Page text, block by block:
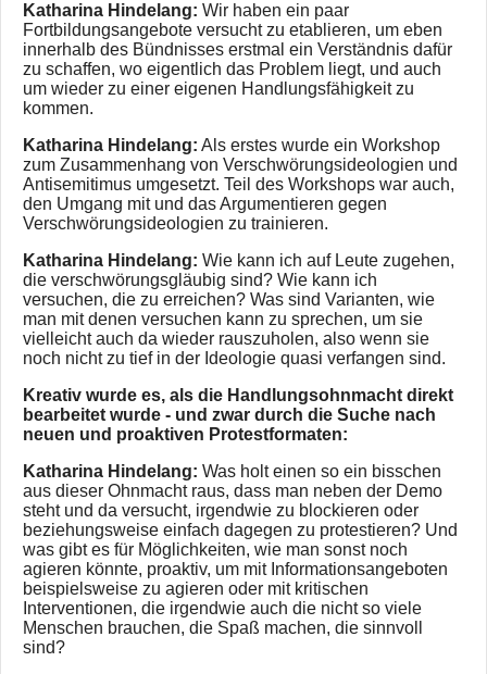
Katharina Hindelang: Wir haben ein paar
Fortbildungsangebote versucht zu etablieren, um eben
innerhalb des Bündnisses erstmal ein Verständnis dafür
zu schaffen, wo eigentlich das Problem liegt, und auch
um wieder zu einer eigenen Handlungsfähigkeit zu
kommen.
Katharina Hindelang: Als erstes wurde ein Workshop
zum Zusammenhang von Verschwörungsideologien und
Antisemitimus umgesetzt. Teil des Workshops war auch,
den Umgang mit und das Argumentieren gegen
Verschwörungsideologien zu trainieren.
Katharina Hindelang: Wie kann ich auf Leute zugehen,
die verschwörungsgläubig sind? Wie kann ich
versuchen, die zu erreichen? Was sind Varianten, wie
man mit denen versuchen kann zu sprechen, um sie
vielleicht auch da wieder rauszuholen, also wenn sie
noch nicht zu tief in der Ideologie quasi verfangen sind.
Kreativ wurde es, als die Handlungsohnmacht direkt
bearbeitet wurde - und zwar durch die Suche nach
neuen und proaktiven Protestformaten:
Katharina Hindelang: Was holt einen so ein bisschen
aus dieser Ohnmacht raus, dass man neben der Demo
steht und da versucht, irgendwie zu blockieren oder
beziehungsweise einfach dagegen zu protestieren? Und
was gibt es für Möglichkeiten, wie man sonst noch
agieren könnte, proaktiv, um mit Informationsangeboten
beispielsweise zu agieren oder mit kritischen
Interventionen, die irgendwie auch die nicht so viele
Menschen brauchen, die Spaß machen, die sinnvoll
sind?